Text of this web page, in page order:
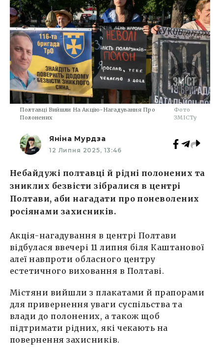
Полтавці Вийшли На Акцію-Нагадування Про
Полонених
Фото
ЗМІСТу
Яніна Мурдза
12 Липня 2025, 13:46
Небайдужі полтавці й рідні полонених та
зниклих безвісти зібралися в центрі
Полтави, аби нагадати про поневолених
росіянами захисників.
Акція-нагадування в центрі Полтави
відбулася ввечері 11 липня біля Каштанової
алеї навпроти обласного центру
естетичного виховання в Полтаві.
Містяни вийшли з плакатами й прапорами
для привернення уваги суспільства та
влади до полонених, а також щоб
підтримати рідних, які чекають на
повернення захисників.